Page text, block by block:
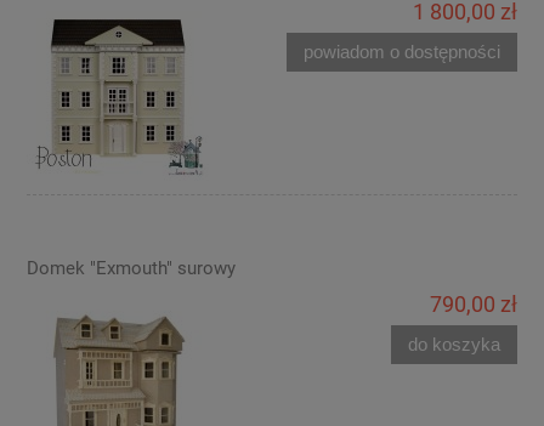
1 800,00 zł
powiadom o dostępności
Domek "Exmouth" surowy
790,00 zł
do koszyka